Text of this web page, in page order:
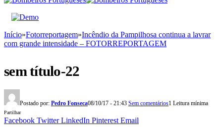
Início»Fotorreportagem»Incêndio da Pampilhosa continua a lavrar
com grande intensidade – FOTORREPORTAGEM
sem título-22
Postado por: Pedro Fonseca08/10/17 - 21:43 Sem comentários1 Leitura mínima
Partilhar
Facebook Twitter LinkedIn Pinterest Email